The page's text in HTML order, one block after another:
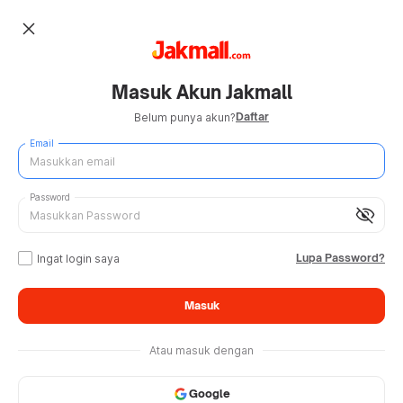
close
Masuk Akun Jakmall
Belum punya akun?Daftar
Email
visibility_off
Password
Ingat login saya Lupa Password?
Masuk
Atau masuk dengan
Google